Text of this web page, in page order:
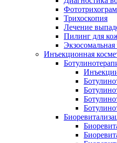
Трихоскопия
Лечение
Пилинг для
Экзосомальная
Инъекционная